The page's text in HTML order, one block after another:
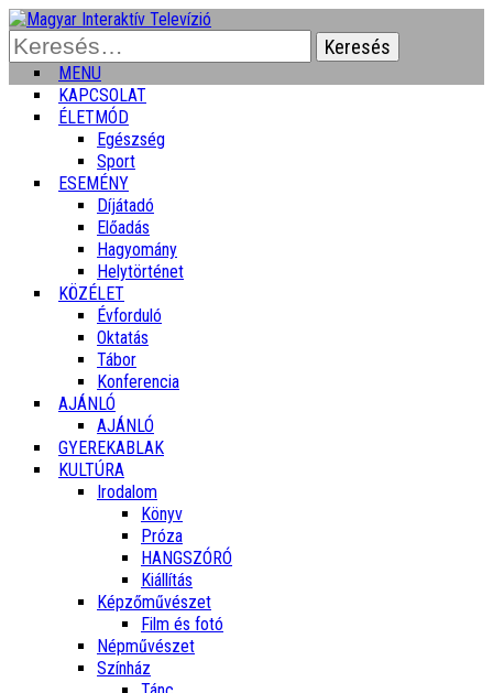
Keresés:
MENU
KAPCSOLAT
ÉLETMÓD
Egészség
Sport
ESEMÉNY
Díjátadó
Előadás
Hagyomány
Helytörténet
KÖZÉLET
Évforduló
Oktatás
Tábor
Konferencia
AJÁNLÓ
AJÁNLÓ
GYEREKABLAK
KULTÚRA
Irodalom
Könyv
Próza
HANGSZÓRÓ
Kiállítás
Képzőművészet
Film és fotó
Népművészet
Színház